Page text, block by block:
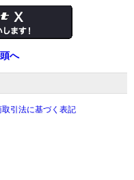
へ
取引法に基づく表記